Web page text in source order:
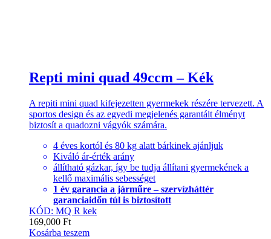
Repti mini quad 49ccm – Kék
A repiti mini quad kifejezetten gyermekek részére tervezett. A
sportos design és az egyedi megjelenés garantált élményt
biztosít a quadozni vágyók számára.
4 éves kortól és 80 kg alatt bárkinek ajánljuk
Kiváló ár-érték arány
állítható gázkar, így be tudja állítani gyermekének a
kellő maximális sebességet
1 év garancia a járműre – szervízháttér
garanciaidőn túl is biztosított
KÓD: MQ R kek
169,000 Ft
Kosárba teszem